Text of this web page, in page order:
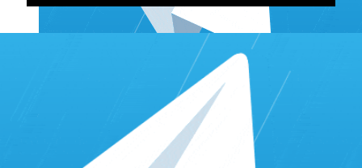
التي تطلبها. كما يضمن موقع فوير تقديم تقييمات خمس نجوم
مزايا الخدمة:
أسعار منخفضة للغاية: تعد خدمة زيادة
من موقع فوير واحدة من أرخص الخدمات المتوفرة